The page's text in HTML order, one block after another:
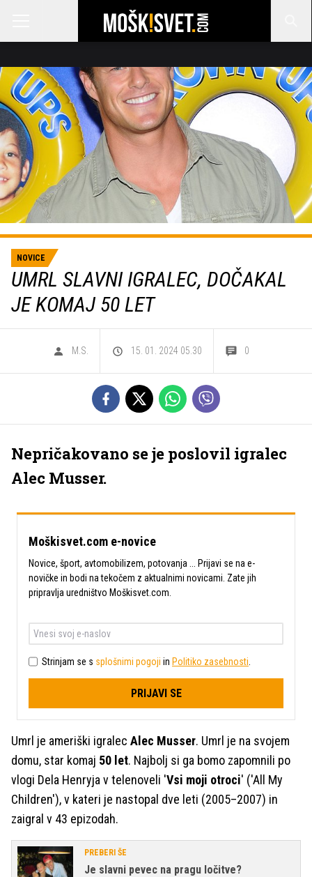
NOVICE
UMRL SLAVNI IGRALEC, DOČAKAL
JE KOMAJ 50 LET
M.S. 15. 01. 2024 05.30 0
Nepričakovano se je poslovil igralec
Alec Musser.
Moškisvet.com e-novice
Novice, šport, avtomobilizem, potovanja ... Prijavi se na e-
novičke in bodi na tekočem z aktualnimi novicami. Zate jih
pripravlja uredništvo Moškisvet.com.
Strinjam se s splošnimi pogoji in Politiko zasebnosti
PRIJAVI SE
Umrl je ameriški igralec Alec Musser. Umrl je na svojem
domu, star komaj 50 let. Najbolj si ga bomo zapomnili po
vlogi Dela Henryja v telenoveli 'Vsi moji otroci' ('All My
Children'), v kateri je nastopal dve leti (2005–2007) in
zaigral v 43 epizodah.
PREBERI ŠE
Je slavni pevec na pragu ločitve?